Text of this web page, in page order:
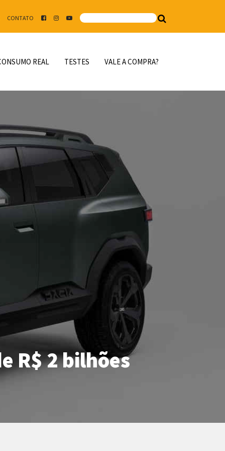
CONTATO
REAL TESTES VALE A COMPRA?
R$ 2 bilhões